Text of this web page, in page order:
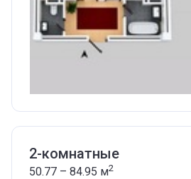
2-комнатные
50.77 – 84.95 м2